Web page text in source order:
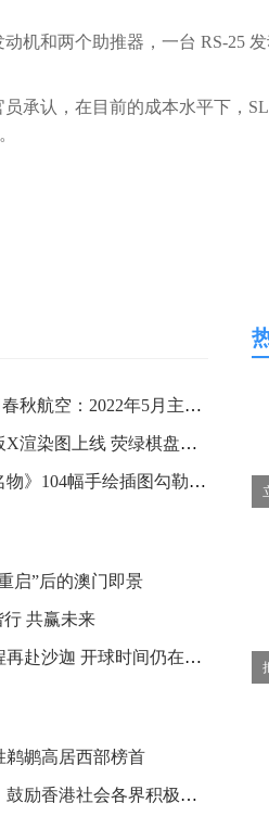
机和两个助推器，一台 RS-25
承认，在目前的成本水平下，
A股公司春秋航空：2022年5月主要运营数据公布
真我平板X渲染图上线 荧绿棋盘配色采用分割条纹设计
《北京名物》104幅手绘插图勾勒“京味儿”
启”后的澳门即景
行 共赢未来
国足启程再赴沙迦 开球时间仍在协调
鹈鹕高居西部榜首
李家超：鼓励香港社会各界积极参与立法会选举